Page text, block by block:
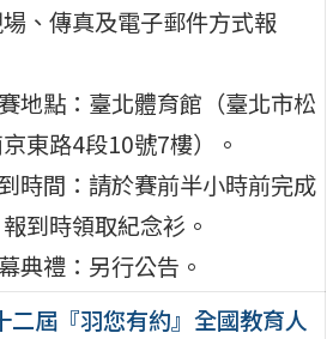
、傳真及電子郵件方式報
地點：臺北體育館（臺北市松
東路4段10號7樓）。
時間：請於賽前半小時前完成
到時領取紀念衫。
典禮：另行公告。
二屆『羽您有約』全國教育人